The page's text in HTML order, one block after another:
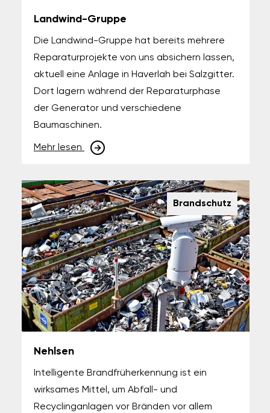
Landwind-Gruppe
Die Landwind-Gruppe hat bereits mehrere
Reparaturprojekte von uns absichern lassen,
aktuell eine Anlage in Haverlah bei Salzgitter.
Dort lagern während der Reparaturphase
der Generator und verschiedene
Baumaschinen.
Mehr lesen
Brandschutz
Nehlsen
Intelligente Brandfrüherkennung ist ein
wirksames Mittel, um Abfall- und
Recyclinganlagen vor Bränden vor allem